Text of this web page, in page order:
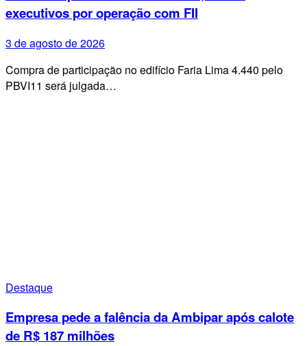
executivos por operação com FII
3 de agosto de 2026
Compra de participação no edifício Faria Lima 4.440 pelo
PBVI11 será julgada…
Destaque
Empresa pede a falência da Ambipar após calote
de R$ 187 milhões